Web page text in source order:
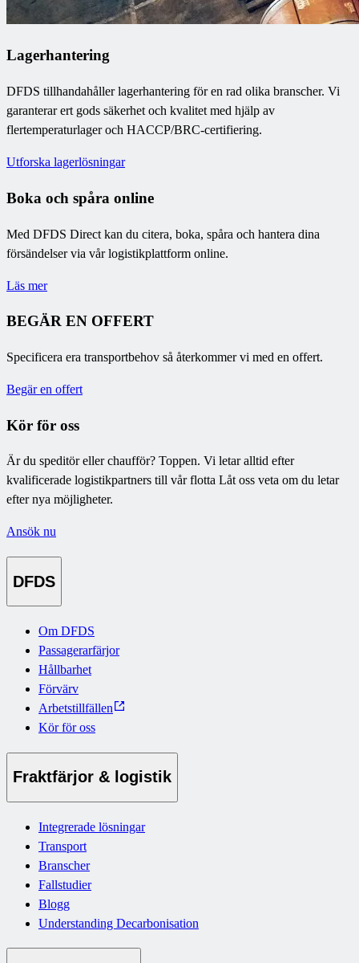
Lagerhantering
DFDS tillhandahåller lagerhantering för en rad olika branscher. Vi
garanterar ert gods säkerhet och kvalitet med hjälp av
flertemperaturlager och HACCP/BRC-certifiering.
Utforska lagerlösningar
Boka och spåra online
Med DFDS Direct kan du citera, boka, spåra och hantera dina
försändelser via vår logistikplattform online.
Läs mer
BEGÄR EN OFFERT
Specificera era transportbehov så återkommer vi med en offert.
Begär en offert
Kör för oss
Är du speditör eller chaufför? Toppen. Vi letar alltid efter
kvalificerade logistikpartners till vår flotta Låt oss veta om du letar
efter nya möjligheter.
Ansök nu
DFDS
Om DFDS
Passagerarfärjor
Hållbarhet
Förvärv
Arbetstillfällen
Kör för oss
Fraktfärjor & logistik
Integrerade lösningar
Transport
Branscher
Fallstudier
Blogg
Understanding Decarbonisation